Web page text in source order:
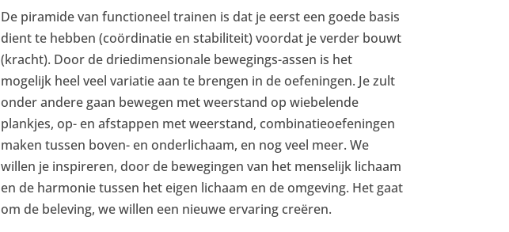
De piramide van functioneel trainen is dat je eerst een goede basis
dient te hebben (coördinatie en stabiliteit) voordat je verder bouwt
(kracht). Door de driedimensionale bewegings-assen is het
mogelijk heel veel variatie aan te brengen in de oefeningen. Je zult
onder andere gaan bewegen met weerstand op wiebelende
plankjes, op- en afstappen met weerstand, combinatieoefeningen
maken tussen boven- en onderlichaam, en nog veel meer. We
willen je inspireren, door de bewegingen van het menselijk lichaam
en de harmonie tussen het eigen lichaam en de omgeving. Het gaat
om de beleving, we willen een nieuwe ervaring creëren.